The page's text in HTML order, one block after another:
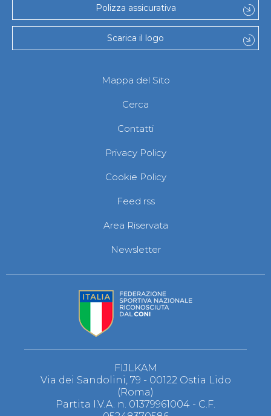
Polizza assicurativa
Scarica il logo
Mappa del Sito
Cerca
Contatti
Privacy Policy
Cookie Policy
Feed rss
Area Riservata
Newsletter
FIJLKAM
Via dei Sandolini, 79 - 00122 Ostia Lido
(Roma)
Partita I.V.A. n. 01379961004 - C.F.